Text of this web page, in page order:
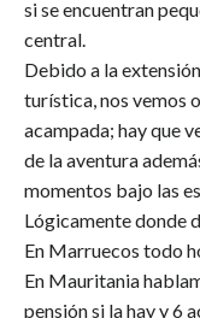
si se encuentran
central.
Debido a la
turística, nos vemos
acampada; hay que
de la aventura
momentos bajo las
Lógicamente donde
En Marruecos todo
En Mauritania
pensión si la hay y 6